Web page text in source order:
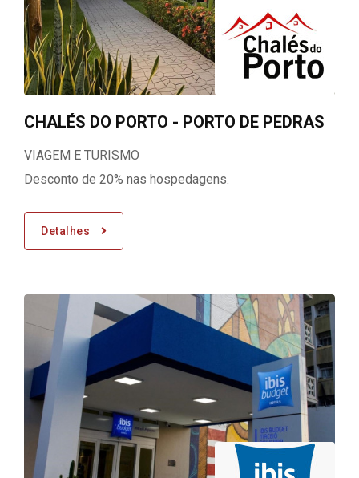
CHALÉS DO PORTO - PORTO DE PEDRAS
VIAGEM E TURISMO
Desconto de 20% nas hospedagens.
Detalhes